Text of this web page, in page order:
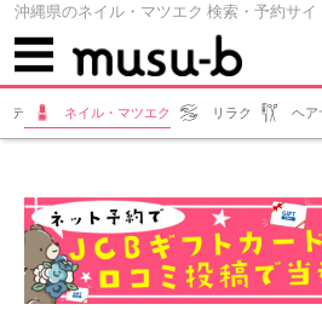
沖縄県のネイル・マツエク 検索・予約サ
テ ネイル・マツエク リラク ヘア